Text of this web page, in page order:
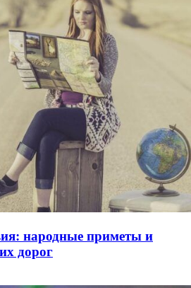
народные приметы и
дорог